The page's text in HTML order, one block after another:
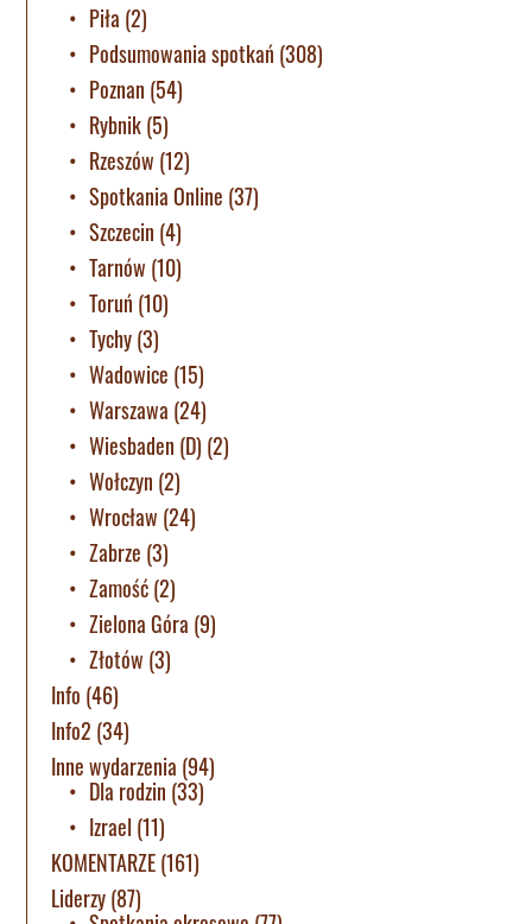
Piła (2)
Podsumowania spotkań (308)
Poznan (54)
Rybnik(5)
Rzeszów (12)
Spotkania Online (37)
Szczecin (4)
Tarnów (10)
Toruń (10)
Tychy(3)
Wadowice (15)
Warszawa (24)
Wiesbaden (D) (2)
Wołczyn (2)
Wrocław (24)
Zabrze (3)
Zamość(2)
Zielona Góra (9)
Złotów (3)
Info (46)
Info2 (34)
Inne wydarzenia (94)
Dla rodzin (33)
Izrael (11)
KOMENTARZE(161)
Liderzy(87)